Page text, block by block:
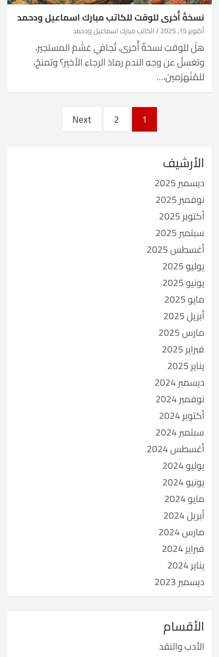
نسخةٌ أُخرى للوقت للكاتب مبارك اسماعيل ودحمد
أكتوبر 15, 2025 الكاتب مبارك اسماعيل ودحمد
هلْ للوقتِ نسخةٌ أُخرى، تُجافي عَشَمَ المستجير،
وتغسلُ عن وجهِ الندمِ رمادَ الرجاءِ الأخير؟ وتمنحُ،
للمُنْهزمينَ،…
pagination
1
2
Next
الأرشيف
ديسمبر 2025
نوفمبر 2025
أكتوبر 2025
سبتمبر 2025
أغسطس 2025
يوليو 2025
يونيو 2025
مايو 2025
أبريل 2025
مارس 2025
فبراير 2025
يناير 2025
ديسمبر 2024
نوفمبر 2024
أكتوبر 2024
سبتمبر 2024
أغسطس 2024
يوليو 2024
يونيو 2024
مايو 2024
أبريل 2024
مارس 2024
فبراير 2024
يناير 2024
ديسمبر 2023
الأقسام
الأدب والنقد